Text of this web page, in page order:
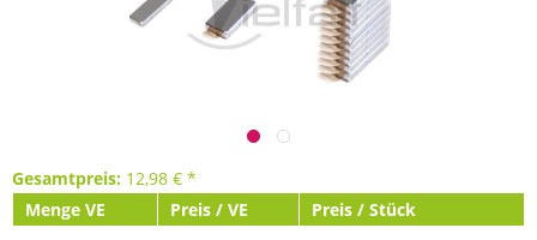
Gesamtpreis: 12,98 € *
Menge VE
Preis / VE
Preis / Stück